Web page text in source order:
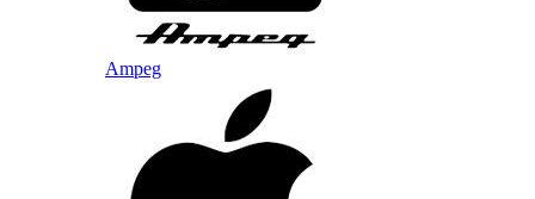
Ampeg